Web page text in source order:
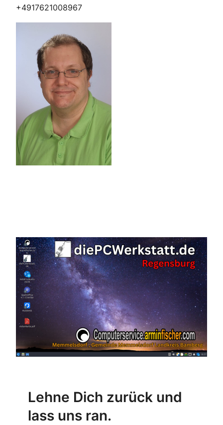
+4917621008967
Lehne Dich zurück und
lass uns ran.